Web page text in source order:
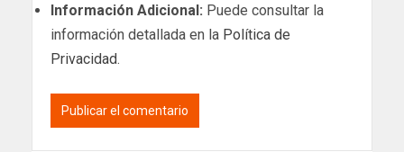
Información Adicional: Puede consultar la
información detallada en la Política de
Privacidad.